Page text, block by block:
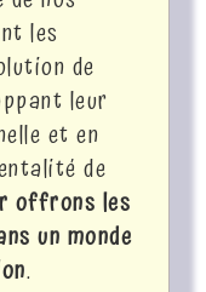
les
de
leur
et en
de
offrons les
un monde
.